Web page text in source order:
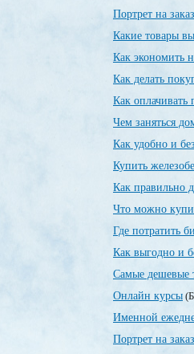
Портрет на заказ
Какие товары
Как экономить
Как делать
Как оплачивать
Чем заняться
Как удобно и
Купить
Как правильно
Что можно
Где потратить
Как выгодно и
Самые дешевые
Онлайн курсы
Именной
Портрет на